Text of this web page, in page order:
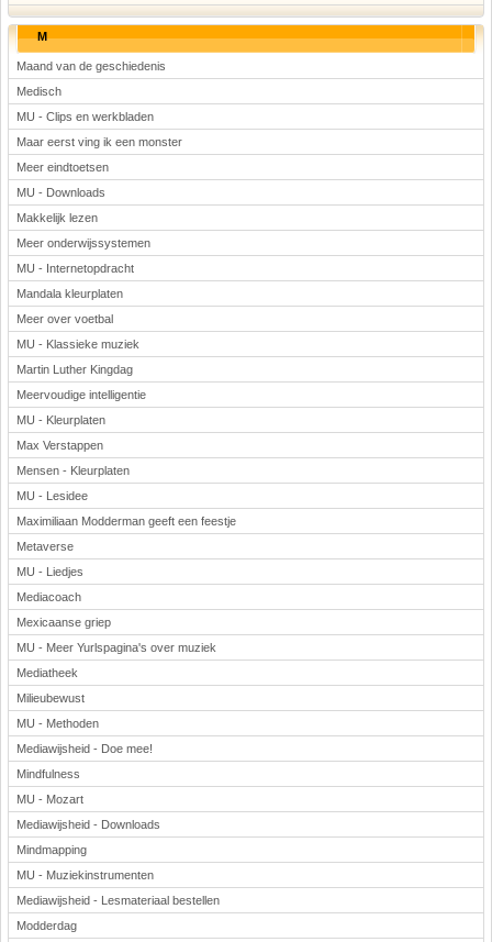
M
Maand van de geschiedenis
Medisch
MU - Clips en werkbladen
Maar eerst ving ik een monster
Meer eindtoetsen
MU - Downloads
Makkelijk lezen
Meer onderwijssystemen
MU - Internetopdracht
Mandala kleurplaten
Meer over voetbal
MU - Klassieke muziek
Martin Luther Kingdag
Meervoudige intelligentie
MU - Kleurplaten
Max Verstappen
Mensen - Kleurplaten
MU - Lesidee
Maximiliaan Modderman geeft een feestje
Metaverse
MU - Liedjes
Mediacoach
Mexicaanse griep
MU - Meer Yurlspagina's over muziek
Mediatheek
Milieubewust
MU - Methoden
Mediawijsheid - Doe mee!
Mindfulness
MU - Mozart
Mediawijsheid - Downloads
Mindmapping
MU - Muziekinstrumenten
Mediawijsheid - Lesmateriaal bestellen
Modderdag